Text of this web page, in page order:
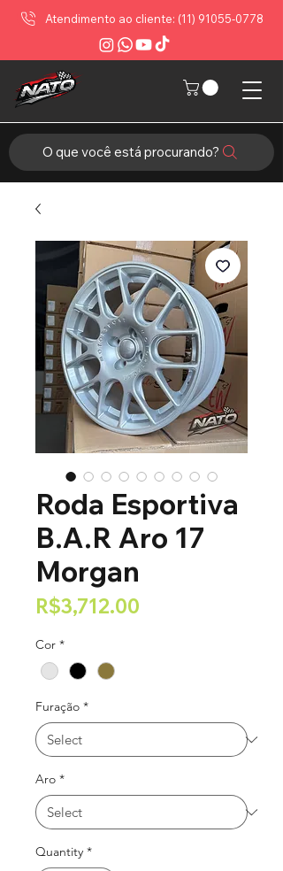
O que você está procurando?
Atendimento ao cliente: (11) 91055-0778
Roda Esportiva
B.A.R Aro 17
Morgan
R$3,712.00
Cor *
Furação *
Aro *
Quantity *